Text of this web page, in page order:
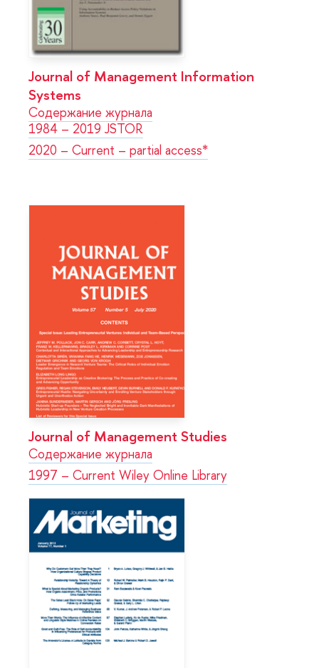
Journal of Management Information
Systems
Содержание журнала
1984 – 2019 JSTOR
2020 – Current – partial access*
Journal of Management Studies
Содержание журнала
1997 – Current Wiley Online Library